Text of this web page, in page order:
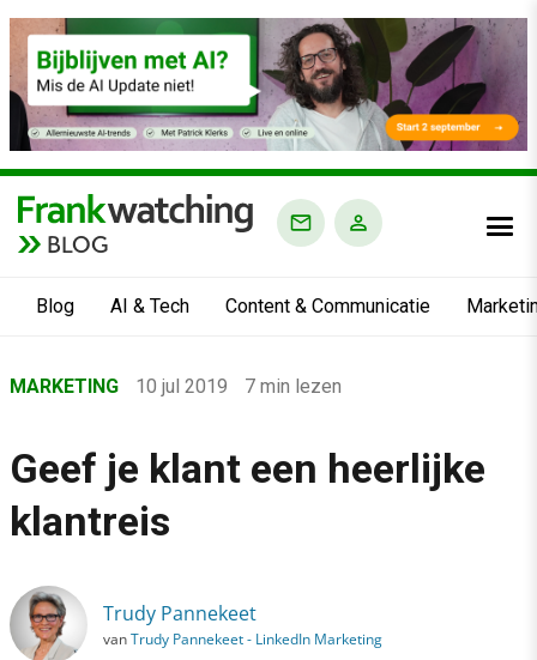
BLOG
Blog AI & Tech Content & Communicatie
›
›
Marketing
Geef je klant een heerlijke klantreis
MARKETING 10 jul 2019 7 min lezen
Geef je klant een heerlijke
klantreis
Trudy Pannekeet
vanTrudy Pannekeet - LinkedIn Marketing